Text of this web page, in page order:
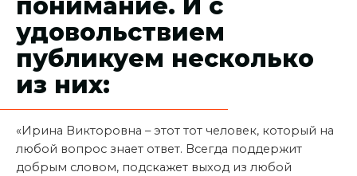
понимание. И с
удовольствием
публикуем несколько
из них:
«Ирина Викторовна – этот тот человек, который на
любой вопрос знает ответ. Всегда поддержит
добрым словом, подскажет выход из любой